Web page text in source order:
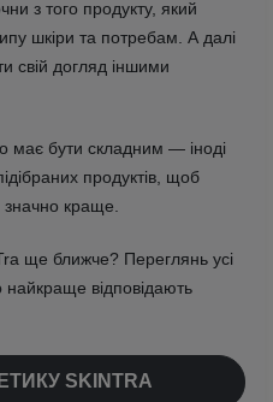
з того продукту, який
шкіри та потребам. А далі
свій догляд іншими
має бути складним — іноді
продуктів, щоб
значно краще.
ще ближче? Переглянь усі
відповідають
SKINTRA